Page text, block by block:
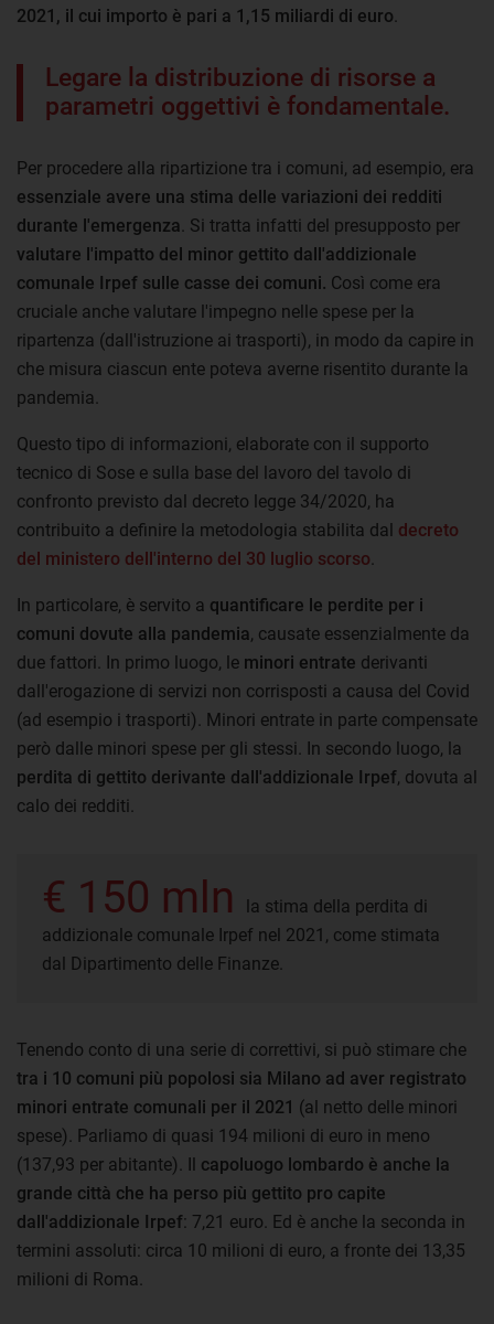
2021, il cui importo è pari a 1,15 miliardi di euro.
Legare la distribuzione di risorse a
parametri oggettivi è fondamentale.
Per procedere alla ripartizione tra i comuni, ad esempio, era
essenziale avere una stima delle variazioni dei redditi
durante l'emergenza. Si tratta infatti del presupposto per
valutare l'impatto del minor gettito dall'addizionale
comunale Irpef sulle casse dei comuni. Così come era
cruciale anche valutare l'impegno nelle spese per la
ripartenza (dall'istruzione ai trasporti), in modo da capire in
che misura ciascun ente poteva averne risentito durante la
pandemia.
Questo tipo di informazioni, elaborate con il supporto
tecnico di Sose e sulla base del lavoro del tavolo di
confronto previsto dal decreto legge 34/2020, ha
contribuito a definire la metodologia stabilita dal decreto
del ministero dell'interno del 30 luglio scorso.
In particolare, è servito a quantificare le perdite per i
comuni dovute alla pandemia, causate essenzialmente da
due fattori. In primo luogo, le minori entrate derivanti
dall'erogazione di servizi non corrisposti a causa del Covid
(ad esempio i trasporti). Minori entrate in parte compensate
però dalle minori spese per gli stessi. In secondo luogo, la
perdita di gettito derivante dall'addizionale Irpef, dovuta al
calo dei redditi.
€ 150 mln
la stima della perdita di
addizionale comunale Irpef nel 2021, come stimata
dal Dipartimento delle Finanze.
Tenendo conto di una serie di correttivi, si può stimare che
tra i 10 comuni più popolosi sia Milano ad aver registrato
minori entrate comunali per il 2021 (al netto delle minori
spese). Parliamo di quasi 194 milioni di euro in meno
(137,93 per abitante). Il capoluogo lombardo è anche la
grande città che ha perso più gettito pro capite
dall'addizionale Irpef: 7,21 euro. Ed è anche la seconda in
termini assoluti: circa 10 milioni di euro, a fronte dei 13,35
milioni di Roma.